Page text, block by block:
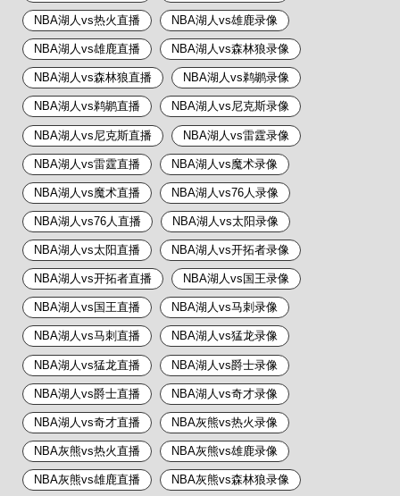
NBA湖人vs热火直播 NBA湖人vs雄鹿录像
NBA湖人vs雄鹿直播 NBA湖人vs森林狼录像
NBA湖人vs森林狼直播 NBA湖人vs鹈鹕录像
NBA湖人vs鹈鹕直播 NBA湖人vs尼克斯录像
NBA湖人vs尼克斯直播 NBA湖人vs雷霆录像
NBA湖人vs雷霆直播 NBA湖人vs魔术录像
NBA湖人vs魔术直播 NBA湖人vs76人录像
NBA湖人vs76人直播 NBA湖人vs太阳录像
NBA湖人vs太阳直播 NBA湖人vs开拓者录像
NBA湖人vs开拓者直播 NBA湖人vs国王录像
NBA湖人vs国王直播 NBA湖人vs马刺录像
NBA湖人vs马刺直播 NBA湖人vs猛龙录像
NBA湖人vs猛龙直播 NBA湖人vs爵士录像
NBA湖人vs爵士直播 NBA湖人vs奇才录像
NBA湖人vs奇才直播 NBA灰熊vs热火录像
NBA灰熊vs热火直播 NBA灰熊vs雄鹿录像
NBA灰熊vs雄鹿直播 NBA灰熊vs森林狼录像